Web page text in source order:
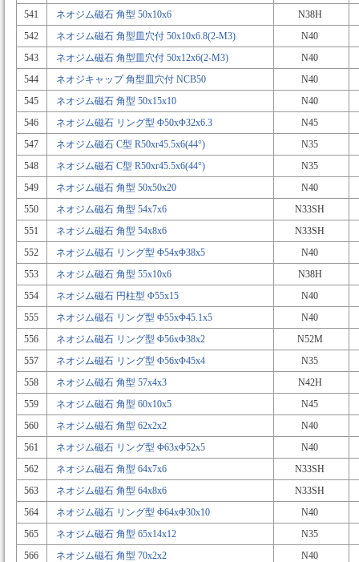
541
ネオジム磁石 角型 50x10x6
N38H
542
ネオジム磁石 角型皿穴付 50x10x6.8(2-M3)
N40
543
ネオジム磁石 角型皿穴付 50x12x6(2-M3)
N40
544
ネオジキャップ 角型皿穴付 NCB50
N40
545
ネオジム磁石 角型 50x15x10
N40
546
ネオジム磁石 リング型 Φ50xΦ32x6.3
N45
547
ネオジム磁石 C型 R50xr45.5x6(44°)
N35
548
ネオジム磁石 C型 R50xr45.5x6(44°)
N35
549
ネオジム磁石 角型 50x50x20
N40
550
ネオジム磁石 角型 54x7x6
N33SH
551
ネオジム磁石 角型 54x8x6
N33SH
552
ネオジム磁石 リング型 Φ54xΦ38x5
N40
553
ネオジム磁石 角型 55x10x6
N38H
554
ネオジム磁石 円柱型 Φ55x15
N40
555
ネオジム磁石 リング型 Φ55xΦ45.1x5
N40
556
ネオジム磁石 リング型 Φ56xΦ38x2
N52M
557
ネオジム磁石 リング型 Φ56xΦ45x4
N35
558
ネオジム磁石 角型 57x4x3
N42H
559
ネオジム磁石 角型 60x10x5
N45
560
ネオジム磁石 角型 62x2x2
N40
561
ネオジム磁石 リング型 Φ63xΦ52x5
N40
562
ネオジム磁石 角型 64x7x6
N33SH
563
ネオジム磁石 角型 64x8x6
N33SH
564
ネオジム磁石 リング型 Φ64xΦ30x10
N40
565
ネオジム磁石 角型 65x14x12
N35
566
ネオジム磁石 角型 70x2x2
N40